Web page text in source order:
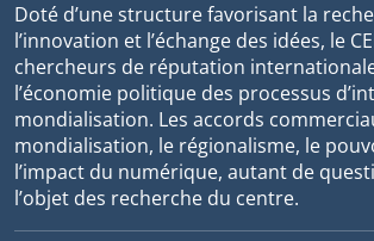
Doté d’une structure favorisant la
l’innovation et l’échange des idées, le
chercheurs de réputation
l’économie politique des processus
mondialisation. Les accords
mondialisation, le régionalisme, le
l’impact du numérique, autant de
l’objet des recherche du centre.